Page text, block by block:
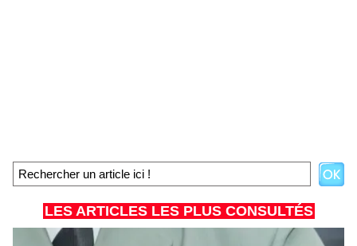
LES ARTICLES LES PLUS CONSULTÉS